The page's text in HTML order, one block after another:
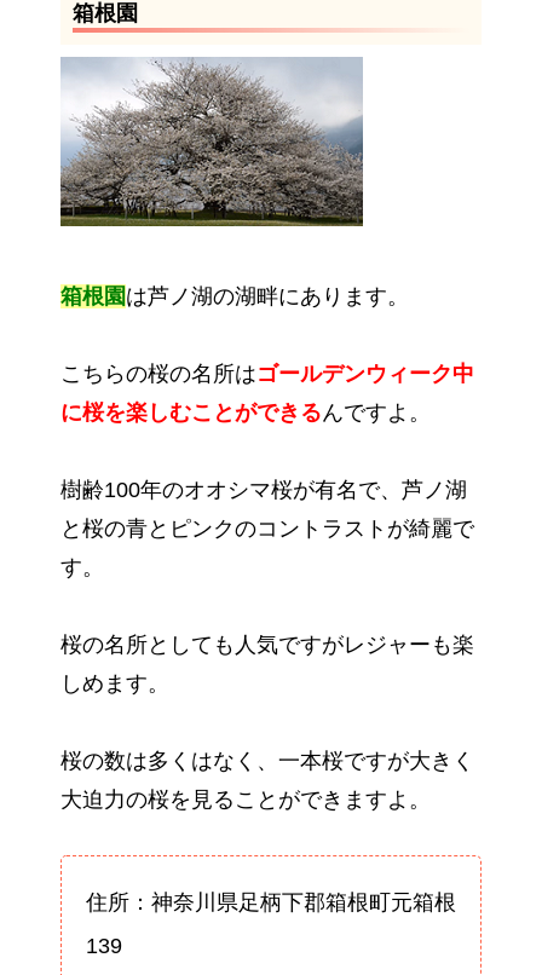
箱根園
箱根園は芦ノ湖の湖畔にあります。
こちらの桜の名所はゴールデンウィーク中
に桜を楽しむことができるんですよ。
樹齢100年のオオシマ桜が有名で、芦ノ湖
と桜の青とピンクのコントラストが綺麗で
す。
桜の名所としても人気ですがレジャーも楽
しめます。
桜の数は多くはなく、一本桜ですが大きく
大迫力の桜を見ることができますよ。
住所：神奈川県足柄下郡箱根町元箱根
139